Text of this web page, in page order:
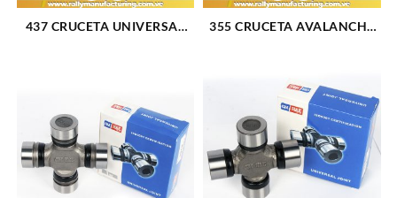
437 CRUCETA UNIVERSAL
355 CRUCETA AVALANCHE
87-93 WRANGLER 03-06
(2449)